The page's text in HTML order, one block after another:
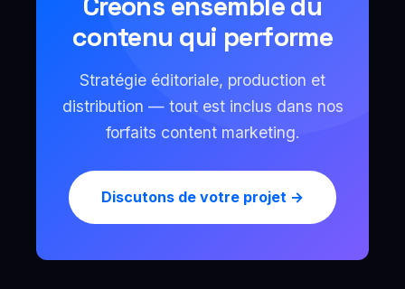
contenu qui performe
Stratégie éditoriale, production et
distribution — tout est inclus dans nos
forfaits content marketing.
Discutons de votre projet →